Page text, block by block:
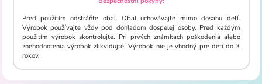
Pred použitím odstráňte obal. Obal uchovávajte mimo dosahu detí.
Výrobok používajte vždy pod dohľadom dospelej osoby. Pred každým
použitím výrobok skontrolujte. Pri prvých známkach poškodenia alebo
znehodnotenia výrobok zlikvidujte. Výrobok nie je vhodný pre deti do 3
rokov.